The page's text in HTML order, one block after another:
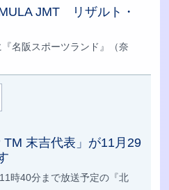
JMT リザルト・
名阪スポーツランド』（奈
末吉代表」が11月29
時40分まで放送予定の『北